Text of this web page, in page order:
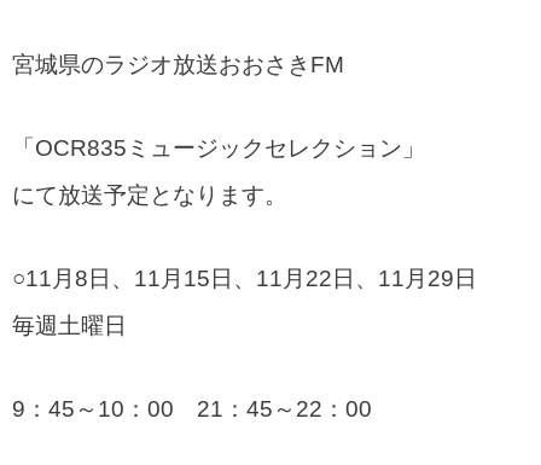
宮城県のラジオ放送おおさきFM
「OCR835ミュージックセレクション」
にて放送予定となります。
○11月8日、11月15日、11月22日、11月29日
毎週土曜日
9：45～10：00 21：45～22：00